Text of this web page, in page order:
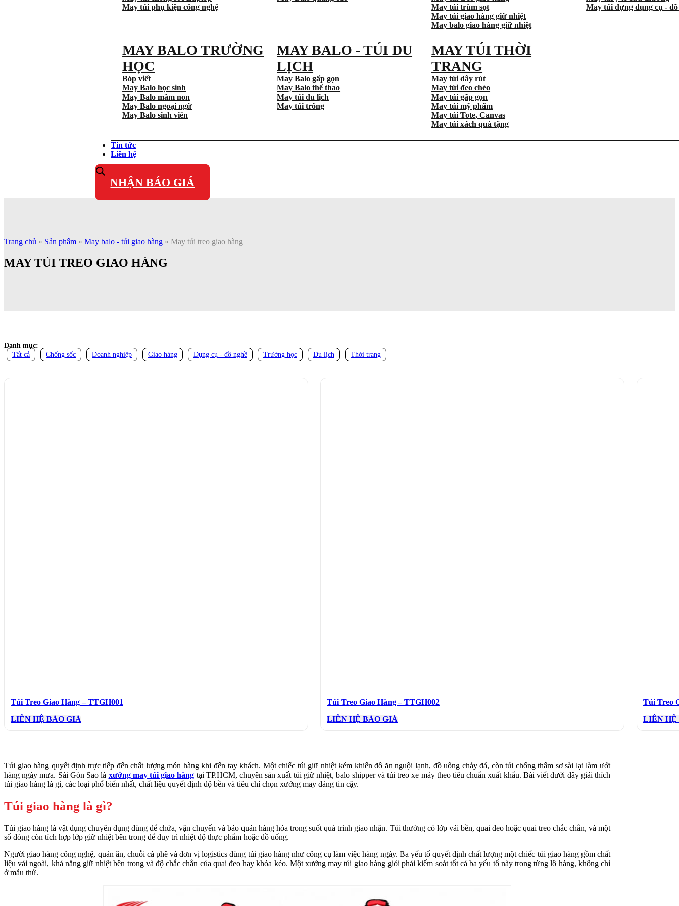
May túi phụ kiện công nghệ
May túi trùm sọt
May túi giao hàng giữ nhiệt
May balo giao hàng giữ nhiệt
May túi đựng dụng cụ - đồ
MAY BALO TRƯỜNG
HỌC
Bóp viết
May Balo học sinh
May Balo mầm non
May Balo ngoại ngữ
May Balo sinh viên
MAY BALO - TÚI DU
LỊCH
May Balo gấp gọn
May Balo thể thao
May túi du lịch
May túi trống
MAY TÚI THỜI
TRANG
May túi dây rút
May túi đeo chéo
May túi gấp gọn
May túi mỹ phẩm
May túi Tote, Canvas
May túi xách quà tặng
Tin tức
Liên hệ
NHẬN BÁO GIÁ
Trang chủ » Sản phẩm » May balo - túi giao hàng » May túi treo giao hàng
MAY TÚI TREO GIAO HÀNG
Danh mục:
Tất cả
Chống sốc Doanh nghiệp Giao hàng Dụng cụ - đồ nghề Trường học Du lịch Thời trang
Túi Treo Giao Hàng – TTGH001
LIÊN HỆ BÁO GIÁ
Túi Treo Giao Hàng – TTGH002
LIÊN HỆ BÁO GIÁ
Túi Treo
LIÊN HỆ
Túi giao hàng quyết định trực tiếp đến chất lượng món hàng khi đến tay khách. Một chiếc túi giữ nhiệt kém khiến đồ ăn nguội lạnh, đồ uống chảy đá, còn túi chống thấm sơ sài lại làm ướt
hàng ngày mưa. Sài Gòn Sao là xưởng may túi giao hàng tại TP.HCM, chuyên sản xuất túi giữ nhiệt, balo shipper và túi treo xe máy theo tiêu chuẩn xuất khẩu. Bài viết dưới đây giải thích
túi giao hàng là gì, các loại phổ biến nhất, chất liệu quyết định độ bền và tiêu chí chọn xưởng may đáng tin cậy.
Túi giao hàng là gì?
Túi giao hàng là vật dụng chuyên dụng dùng để chứa, vận chuyển và bảo quản hàng hóa trong suốt quá trình giao nhận. Túi thường có lớp vải bền, quai đeo hoặc quai treo chắc chắn, và một
số dòng còn tích hợp lớp giữ nhiệt bên trong để duy trì nhiệt độ thực phẩm hoặc đồ uống.
Người giao hàng công nghệ, quán ăn, chuỗi cà phê và đơn vị logistics dùng túi giao hàng như công cụ làm việc hàng ngày. Ba yếu tố quyết định chất lượng một chiếc túi giao hàng gồm chất
liệu vải ngoài, khả năng giữ nhiệt bên trong và độ chắc chắn của quai đeo hay khóa kéo. Một xưởng may túi giao hàng giỏi phải kiểm soát tốt cả ba yếu tố này trong từng lô hàng, không chỉ
ở mẫu thử.